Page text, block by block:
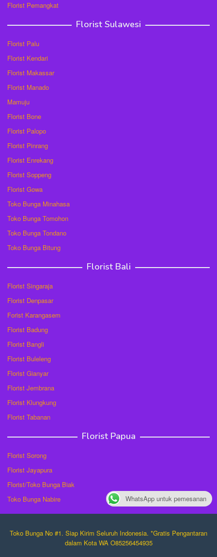
Florist Pemangkat
Florist Sulawesi
Florist Palu
Florist Kendari
Florist Makassar
Florist Manado
Mamuju
Florist Bone
Florist Palopo
Florist Pinrang
Florist Enrekang
Florist Soppeng
Florist Gowa
Toko Bunga Minahasa
Toko Bunga Tomohon
Toko Bunga Tondano
Toko Bunga Bitung
Florist Bali
Florist Singaraja
Florist Denpasar
Forist Karangasem
Florist Badung
Florist Bangli
Florist Buleleng
Florist Gianyar
Florist Jembrana
Florist Klungkung
Florist Tabanan
Florist Papua
Florist Sorong
Florist Jayapura
Florist/Toko Bunga Biak
Toko Bunga Nabire
Toko Bunga No #1. Siap Kirim Seluruh Indonesia. *Gratis Pengantaran
dalam Kota WA O85256454935
WhatsApp untuk pemesanan